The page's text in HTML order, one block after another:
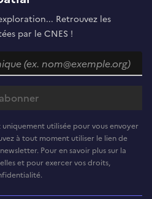
Retrouvez les
par le CNES !
utilisée pour vous envoyer
à tout moment utiliser le lien de
Pour en savoir plus sur la
et pour exercer vos droits,